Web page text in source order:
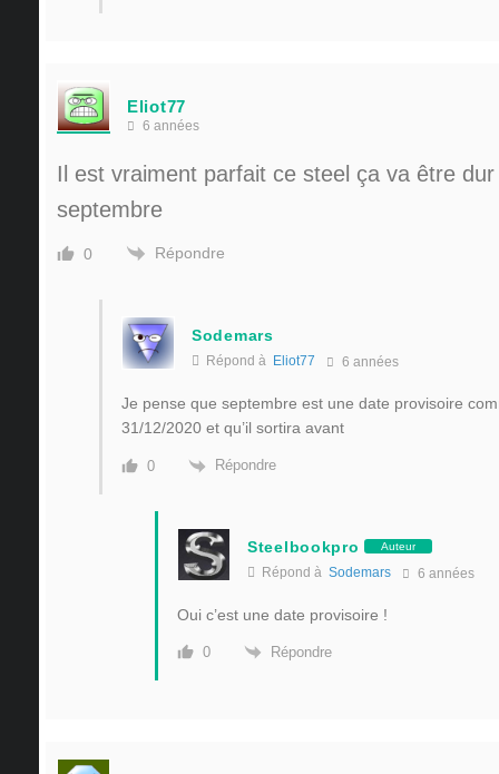
Eliot77
6 années
Il est vraiment parfait ce steel ça va être dur
septembre
0 Répondre
Sodemars
Répond à Eliot77 6 années
Je pense que septembre est une date provisoire
31/12/2020 et qu’il sortira avant
0 Répondre
Steelbookpro Auteur
Répond à Sodemars 6 années
Oui c’est une date provisoire !
0 Répondre